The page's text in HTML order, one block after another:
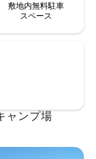
敷地内無料駐⁠車
ス⁠ペ⁠ー⁠ス
ャンプ場